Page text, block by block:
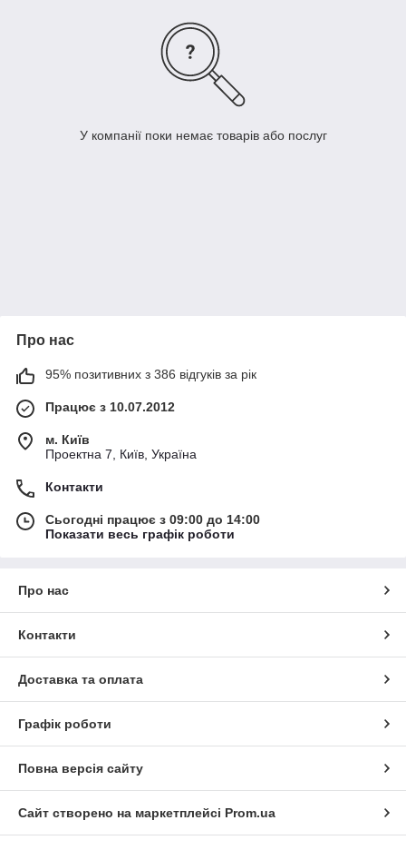
У компанії поки немає товарів або послуг
Про нас
95% позитивних з 386 відгуків за рік
Працює з 10.07.2012
м. Київ
Проектна 7, Київ, Україна
Контакти
Сьогодні працює з 09:00 до 14:00
Показати весь графік роботи
Про нас
Контакти
Доставка та оплата
Графік роботи
Повна версія сайту
Сайт створено на маркетплейсі Prom.ua